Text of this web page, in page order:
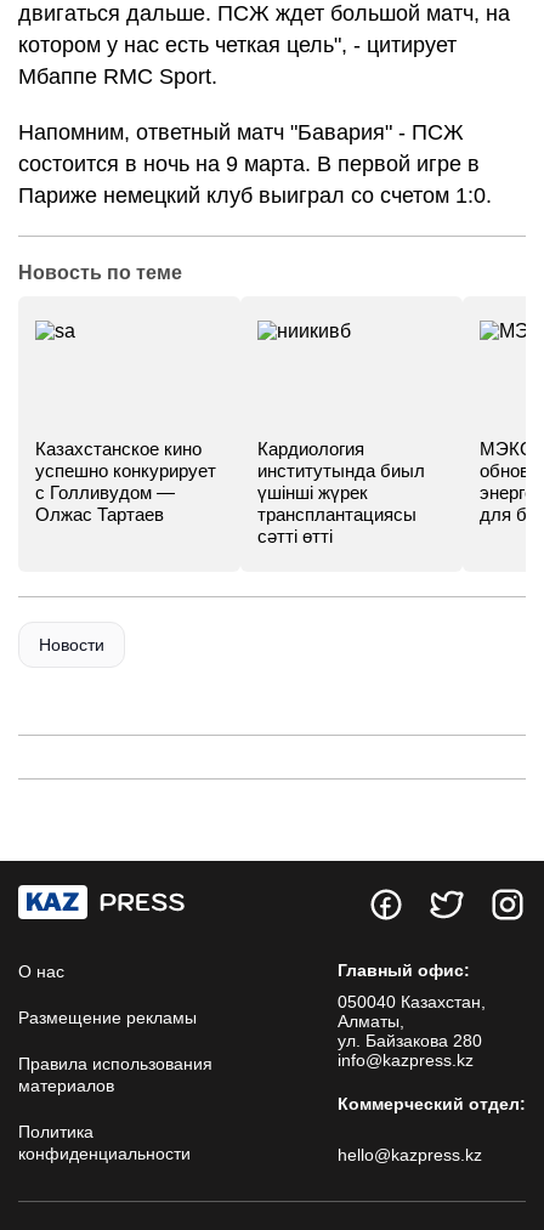
двигаться дальше. ПСЖ ждет большой матч, на
котором у нас есть четкая цель", - цитирует
Мбаппе RMC Sport.
Напомним, ответный матч "Бавария" - ПСЖ
состоится в ночь на 9 марта. В первой игре в
Париже немецкий клуб выиграл со счетом 1:0.
Новость по теме
Казахстанское кино
успешно конкурирует
с Голливудом —
Олжас Тартаев
Кардиология
институтында биыл
үшінші жүрек
трансплантациясы
сәтті өтті
МЭКС -
для
Новости
О нас
Размещение рекламы
Правила использования
материалов
Политика
конфиденциальности
Главный офис:
050040 Казахстан,
Алматы,
ул. Байзакова 280
info@kazpress.kz
Коммерческий отдел:
hello@kazpress.kz